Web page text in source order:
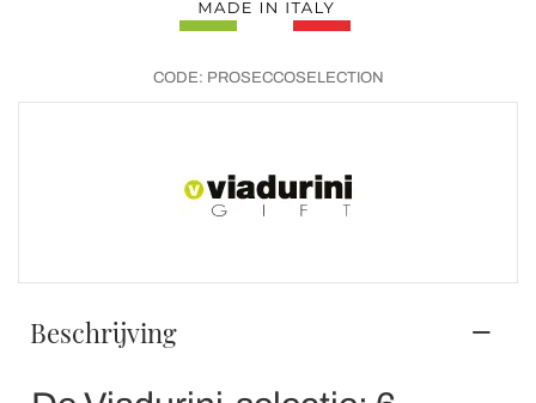
CODE: PROSECCOSELECTION
Beschrijving